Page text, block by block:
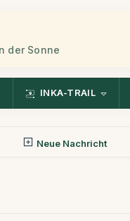
der Sonne
INKA-TRAIL
Neue Nachricht